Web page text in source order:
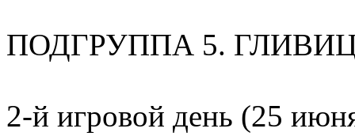
ПОДГРУППА 5.
2-й игровой день (25